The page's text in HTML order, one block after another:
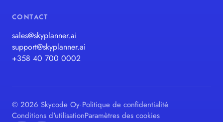
CONTACT
sales@skyplanner.ai
support@skyplanner.ai
+358 40 700 0002
© 2026 Skycode Oy·Politique de confidentialité
Conditions d'utilisationParamètres des cookies